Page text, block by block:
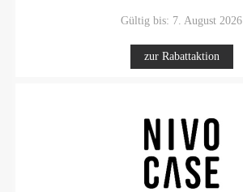
Gültig bis: 7. August 2026
zur Rabattaktion